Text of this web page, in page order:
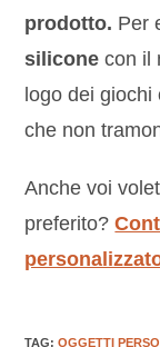
prodotto. Per
silicone con il
logo dei
che non
Anche voi
preferito?
TAG:OGGETTI